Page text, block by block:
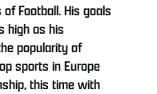
Football. His goals
high as his
popularity of
sports in Europe
this time with